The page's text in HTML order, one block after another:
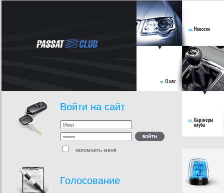
Войти на сайт
запомнить меня
Голосование